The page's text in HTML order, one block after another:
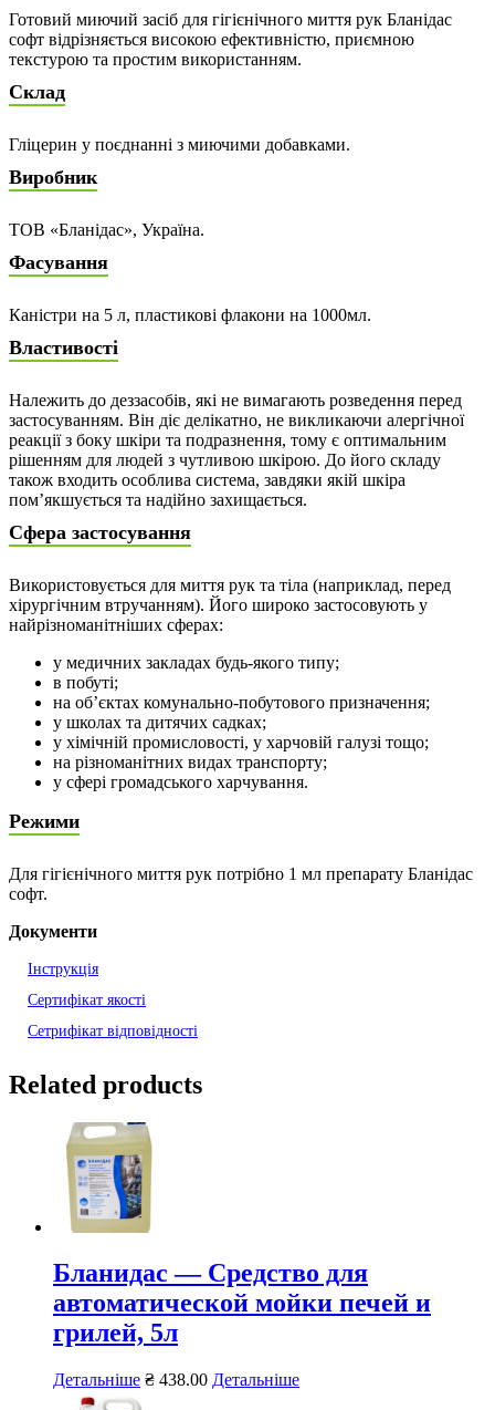
Готовий миючий засіб для гігієнічного миття рук Бланідас
софт відрізняється високою ефективністю, приємною
текстурою та простим використанням.
Склад
Гліцерин у поєднанні з миючими добавками.
Виробник
ТОВ «Бланідас», Україна.
Фасування
Каністри на 5 л, пластикові флакони на 1000мл.
Властивості
Належить до деззасобів, які не вимагають розведення перед
застосуванням. Він діє делікатно, не викликаючи алергічної
реакції з боку шкіри та подразнення, тому є оптимальним
рішенням для людей з чутливою шкірою. До його складу
також входить особлива система, завдяки якій шкіра
пом’якшується та надійно захищається.
Сфера застосування
Використовується для миття рук та тіла (наприклад, перед
хірургічним втручанням). Його широко застосовують у
найрізноманітніших сферах:
у медичних закладах будь-якого типу;
в побуті;
на об’єктах комунально-побутового призначення;
у школах та дитячих садках;
у хімічній промисловості, у харчовій галузі тощо;
на різноманітних видах транспорту;
у сфері громадського харчування.
Режими
Для гігієнічного миття рук потрібно 1 мл препарату Бланідас
софт.
Документи
Інструкція
Сертифікат якості
Сетрифікат відповідності
Related products
Бланидас — Средство для
автоматической мойки печей и
грилей, 5л
Детальніше ₴ 438.00 Детальніше